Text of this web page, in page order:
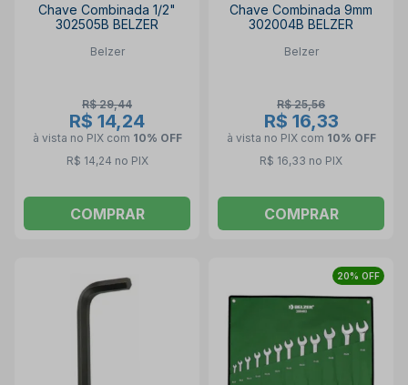
Chave Combinada 1/2"
302505B BELZER
Belzer
R$ 29,44
R$ 14,24
à vista no PIX com 10% OFF
R$ 14,24 no PIX
COMPRAR
Chave Combinada 9mm
302004B BELZER
Belzer
R$ 25,56
R$ 16,33
à vista no PIX com 10% OFF
R$ 16,33 no PIX
COMPRAR
20% OFF